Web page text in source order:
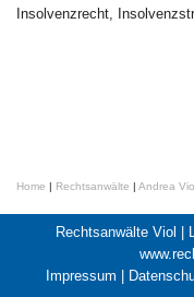
Insolvenzrecht,
Home | Rechtsanwälte | Andrea
Rechtsanwälte Viol |
Impressum |